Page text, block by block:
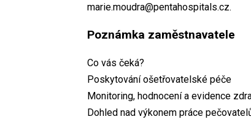
marie.moudra@pentahospitals.cz.
Poznámka zaměstnavatele
Co vás čeká?
Poskytování ošetřovatelské péče
Monitoring, hodnocení a evidence
Dohled nad výkonem práce